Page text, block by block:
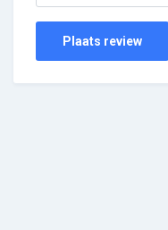
Plaats review